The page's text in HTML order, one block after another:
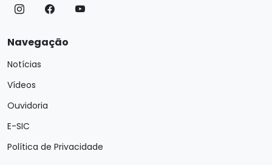
Navegação
Notícias
Vídeos
Ouvidoria
E-SIC
Política de Privacidade